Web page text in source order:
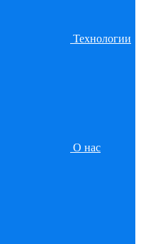
Технологии
О нас